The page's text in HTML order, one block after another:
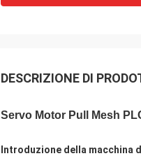
DESCRIZIONE DI
Servo Motor Pull Mesh
Introduzione della macchina